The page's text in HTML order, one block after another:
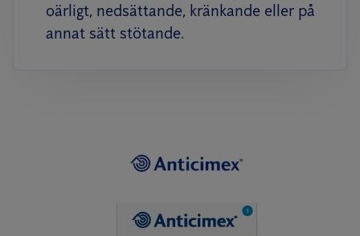
oärligt, nedsättande, kränkande eller på
annat sätt stötande.